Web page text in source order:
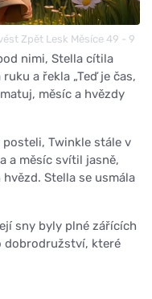
Zpět Lesk Měsíce 49 - 9
nimi, Stella cítila
a řekla „Teď je čas,
měsíc a hvězdy
Twinkle stále v
a měsíc svítil jasně,
Stella se usmála
sny byly plné zářících
dobrodružství, které